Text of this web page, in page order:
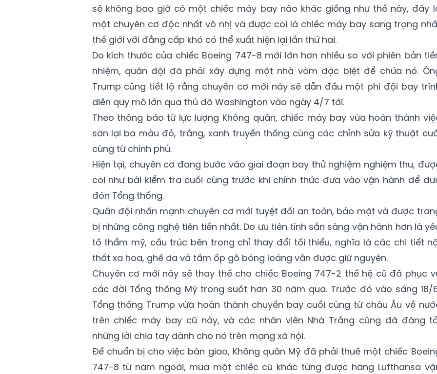
sẽ không bao giờ có một chiếc máy bay nào khác giống như thế này, đây
một chuyên cơ độc nhất vô nhị và được coi là chiếc máy bay sang trọng
thế giới với đẳng cấp khó có thể xuất hiện lại lần thứ hai.
Do kích thước của chiếc Boeing 747-8 mới lớn hơn nhiều so với phiên bản
nhiệm, quân đội đã phải xây dựng một nhà vòm đặc biệt để chứa nó.
Trump cũng tiết lộ rằng chuyên cơ mới này sẽ dẫn đầu một phi đội bay
diễn quy mô lớn qua thủ đô Washington vào ngày 4/7 tới.
Theo thông báo từ lực lượng Không quân, chiếc máy bay vừa hoàn thành
sơn lại ba màu đỏ, trắng, xanh truyền thống cùng các chỉnh sửa kỹ thuật
cùng từ chính phủ.
Hiện tại, chuyên cơ đang bước vào giai đoạn bay thử nghiệm nghiệm thu,
coi như bài kiểm tra cuối cùng trước khi chính thức đưa vào vận hành để
đón Tổng thống.
Quân đội nhấn mạnh chuyên cơ mới tuyệt đối an toàn, bảo mật và được
bị những công nghệ tiên tiến nhất. Do ưu tiên tính sẵn sàng vận hành hơn là
tố thẩm mỹ, cấu trúc bên trong chỉ thay đổi tối thiểu, nghĩa là các chi tiết
thất xa hoa, ghế da và tấm ốp gỗ bóng loáng vẫn được giữ nguyên.
Chuyên cơ mới này sẽ thay thế cho chiếc Boeing 747-2 thế hệ cũ đã phục
các đời Tổng thống Mỹ trong suốt hơn 30 năm qua. Trước đó vào sáng 18/
Tổng thống Trump vừa hoàn thành chuyến bay cuối cùng từ châu Âu về
trên chiếc máy bay cũ này, và các nhân viên Nhà Trắng cũng đã đăng
những lời chia tay dành cho nó trên mạng xã hội.
Để chuẩn bị cho việc bàn giao, Không quân Mỹ đã phải thuê một chiếc
747-8 từ năm ngoái, mua một chiếc cũ khác từng được hãng Lufthansa